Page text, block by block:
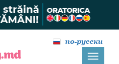
по-русски